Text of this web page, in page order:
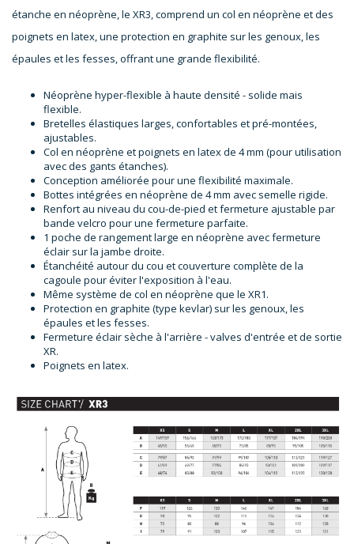
étanche en néoprène, le XR3, comprend un col en néoprène et des
poignets en latex, une protection en graphite sur les genoux, les
épaules et les fesses, offrant une grande flexibilité.
Néoprène hyper-flexible à haute densité - solide mais
flexible.
Bretelles élastiques larges, confortables et pré-montées,
ajustables.
Col en néoprène et poignets en latex de 4 mm (pour utilisation
avec des gants étanches).
Conception améliorée pour une flexibilité maximale.
Bottes intégrées en néoprène de 4 mm avec semelle rigide.
Renfort au niveau du cou-de-pied et fermeture ajustable par
bande velcro pour une fermeture parfaite.
1 poche de rangement large en néoprène avec fermeture
éclair sur la jambe droite.
Étanchéité autour du cou et couverture complète de la
cagoule pour éviter l'exposition à l'eau.
Même système de col en néoprène que le XR1.
Protection en graphite (type kevlar) sur les genoux, les
épaules et les fesses.
Fermeture éclair sèche à l'arrière - valves d'entrée et de sortie
XR.
Poignets en latex.